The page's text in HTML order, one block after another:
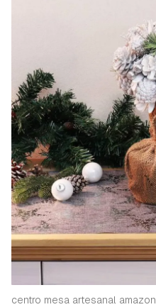
centro mesa artesanal amazon